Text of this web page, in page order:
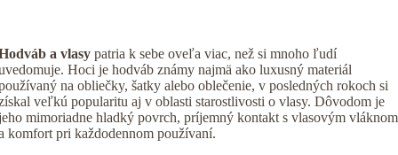
a vlasy patria k sebe oveľa viac, než si mnoho ľudí
Hoci je hodváb známy najmä ako luxusný materiál
na obliečky, šatky alebo oblečenie, v posledných rokoch si
veľkú popularitu aj v oblasti starostlivosti o vlasy. Dôvodom je
mimoriadne hladký povrch, príjemný kontakt s vlasovým vláknom
komfort pri každodennom používaní.